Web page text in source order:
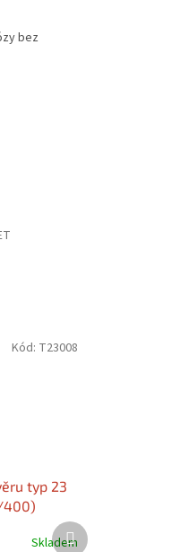
bez
typ 23
400)
Skladem
Kód: T23008
Další
produkt